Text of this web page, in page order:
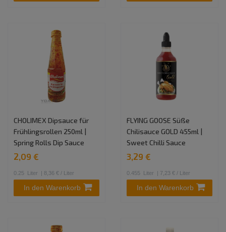
CHOLIMEX Dipsauce für
Frühlingsrollen 250ml |
Spring Rolls Dip Sauce
2,09 €
0.25 Liter | 8,36 € / Liter
In den Warenkorb
FLYING GOOSE Süße
Chilisauce GOLD 455ml |
Sweet Chilli Sauce
3,29 €
0.455 Liter | 7,23 € / Liter
In den Warenkorb